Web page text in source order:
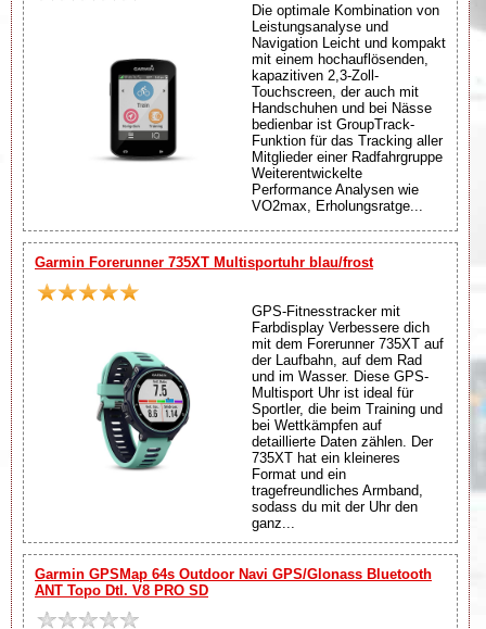
Die optimale Kombination von
Leistungsanalyse und
Navigation Leicht und kompakt
mit einem hochauflösenden,
kapazitiven 2,3-Zoll-
Touchscreen, der auch mit
Handschuhen und bei Nässe
bedienbar ist GroupTrack-
Funktion für das Tracking aller
Mitglieder einer Radfahrgruppe
Weiterentwickelte
Performance Analysen wie
VO2max, Erholungsratge...
Garmin Forerunner 735XT Multisportuhr blau/frost
GPS-Fitnesstracker mit
Farbdisplay Verbessere dich
mit dem Forerunner 735XT auf
der Laufbahn, auf dem Rad
und im Wasser. Diese GPS-
Multisport Uhr ist ideal für
Sportler, die beim Training und
bei Wettkämpfen auf
detaillierte Daten zählen. Der
735XT hat ein kleineres
Format und ein
tragefreundliches Armband,
sodass du mit der Uhr den
ganz...
Garmin GPSMap 64s Outdoor Navi GPS/Glonass Bluetooth
ANT Topo Dtl. V8 PRO SD